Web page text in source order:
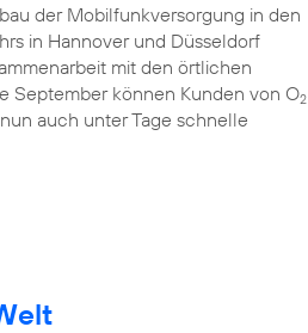
der Mobilfunkversorgung in den
in Hannover und Düsseldorf
mit den örtlichen
September können Kunden von O2
auch unter Tage schnelle